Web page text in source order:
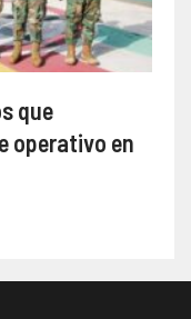
que
operativo en